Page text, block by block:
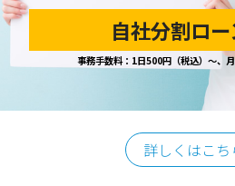
自社分割ロ
事務手数料：1日500円（税込）～、
詳しくはこち